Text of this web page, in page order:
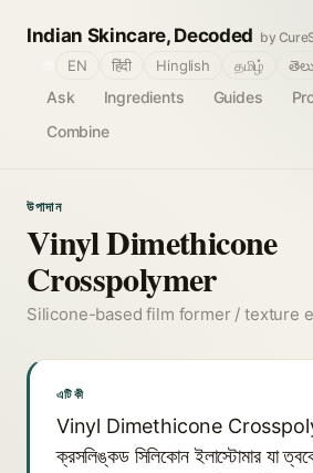
Indian Skincare, Decoded by
Ask Ingredients Guides
Combine
EN हिंदी Hinglish தமிழ்
উপাদান
Vinyl Dimethicone
Crosspolymer
Silicone-based film former / texture
এটি কী
Vinyl Dimethicone
ক্রসলিঙ্কড সিলিকোন ইলাস্টোমার যা